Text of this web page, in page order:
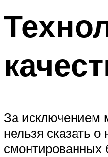
За исключением
нельзя сказать
смонтированных